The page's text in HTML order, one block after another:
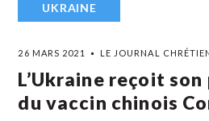
UKRAINE
26 MARS 2021 LE JOURNAL
L’Ukraine reçoit
du vaccin chinois